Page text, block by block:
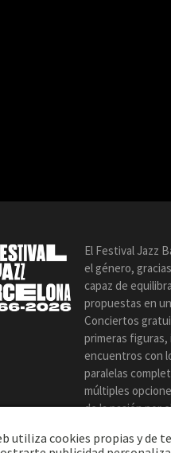
El Festival Jazz
el género,
capaz de
propuestas en
Conciertos
primeras
encuentros con
paralelas
múltiples
de la pasión por
utiliza cookies propias y de